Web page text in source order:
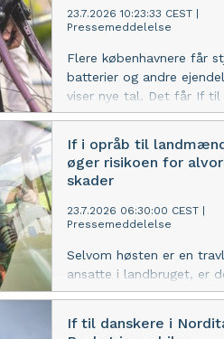
23.7.2026 10:23:33 CEST
Pressemeddelelse
Flere københavnere får
batterier og andre
viser nye tal. Det får If til
opfordring til cyklister i
If i opråb til
øger risikoen for
skader
23.7.2026 06:30:00 CEST
Pressemeddelelse
Selvom høsten er en
ansatte i landbruget, er
afgørende at prioritere
If til danskere i